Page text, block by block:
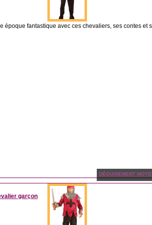
époque fantastique avec ces chevaliers, ses contes et
DÉGUISEMENT
garçon